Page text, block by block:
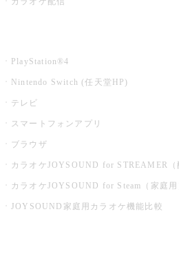
PlayStation®4
Nintendo Switch (任天堂HP)
テレビ
スマートフォンアプリ
ブラウザ
カラオケJOYSOUND for STREAMER（
カラオケJOYSOUND for Steam（家庭用
JOYSOUND家庭用カラオケ機能比較